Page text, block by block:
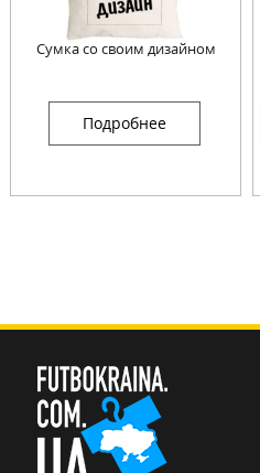
Сумка со своим дизайном
Подробнее